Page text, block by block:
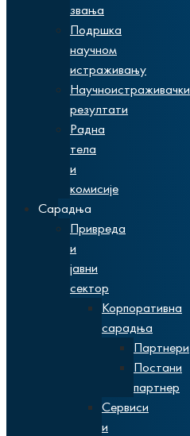
звања
Подршка
научном
истраживању
Научноистраживачки
резултати
Радна
тела
и
комисије
Сарадња
Привреда
и
јавни
сектор
Корпоративна
сарадња
Партнери
Постани
партнер
Сервиси
и